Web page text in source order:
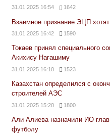
31.01.2025 16:54 1642
Взаимное признание ЭЦП
31.01.2025 16:42 1590
Токаев принял специального
Акихису Нагашиму
31.01.2025 16:10 1523
Казахстан определился с
строителей АЭС
31.01.2025 15:20 1800
Али Алиева назначили ИО
футболу